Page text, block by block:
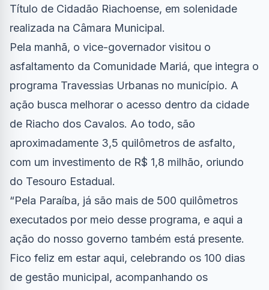
Título de Cidadão Riachoense, em solenidade
realizada na Câmara Municipal.
Pela manhã, o vice-governador visitou o
asfaltamento da Comunidade Mariá, que integra o
programa Travessias Urbanas no município. A
ação busca melhorar o acesso dentro da cidade
de Riacho dos Cavalos. Ao todo, são
aproximadamente 3,5 quilômetros de asfalto,
com um investimento de R$ 1,8 milhão, oriundo
do Tesouro Estadual.
“Pela Paraíba, já são mais de 500 quilômetros
executados por meio desse programa, e aqui a
ação do nosso governo também está presente.
Fico feliz em estar aqui, celebrando os 100 dias
de gestão municipal, acompanhando os